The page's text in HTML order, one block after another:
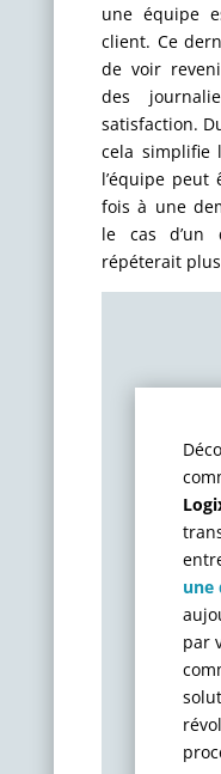
une équipe
client. Ce
de voir
des
satisfaction.
cela simplifie
l’équipe peut
fois à une
le cas
répéterait
une
par